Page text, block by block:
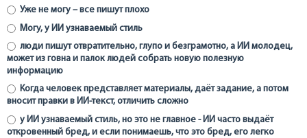
Уже не могу – все пишут плохо
Могу, у ИИ узнаваемый стиль
люди пишут отвратительно, глупо и безграмотно, а ИИ молодец,
может из говна и палок людей собрать новую полезную
информацию
Когда человек представляет материалы, даёт задание, а потом
вносит правки в ИИ-текст, отличить сложно
у ИИ узнаваемый стиль, но это не главное - ИИ часто выдаёт
откровенный бред, и если понимаешь, что это бред, его легко